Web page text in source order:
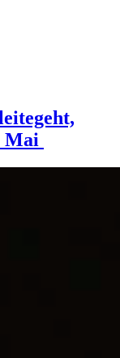
Mai